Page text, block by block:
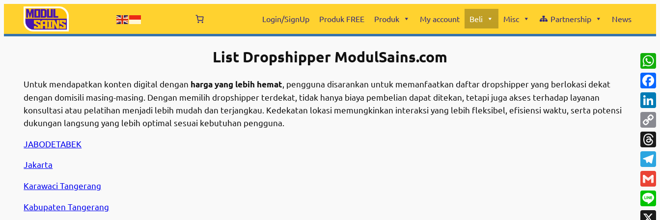
content
Login/SignUp Produk FREE Produk My account Beli Misc Partnership News
List Dropshipper ModulSains.com
Untuk mendapatkan konten digital dengan harga yang lebih hemat , pengguna disarankan untuk memanfaatkan daftar dropshipper yang berlokasi dekat
dengan domisili masing-masing. Dengan memilih dropshipper terdekat, tidak hanya biaya pembelian dapat ditekan, tetapi juga akses terhadap layanan
konsultasi atau pelatihan menjadi lebih mudah dan terjangkau. Kedekatan lokasi memungkinkan interaksi yang lebih fleksibel, efisiensi waktu, serta potensi
dukungan langsung yang lebih optimal sesuai kebutuhan pengguna.
JABODETABEK
Jakarta
Karawaci Tangerang
Kabupaten Tangerang
Copy
Link
Line